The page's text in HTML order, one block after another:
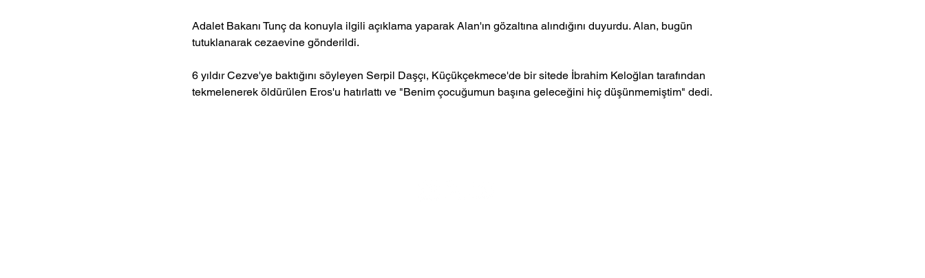
Adalet Bakanı Tunç da konuyla ilgili açıklama yaparak Alan'ın gözaltına alındığını duyurdu. Alan, bugün
tutuklanarak cezaevine gönderildi.
6 yıldır Cezve'ye baktığını söyleyen Serpil Daşçı, Küçükçekmece'de bir sitede İbrahim Keloğlan tarafından
tekmelenerek öldürülen Eros'u hatırlattı ve "Benim çocuğumun başına geleceğini hiç düşünmemiştim" dedi.